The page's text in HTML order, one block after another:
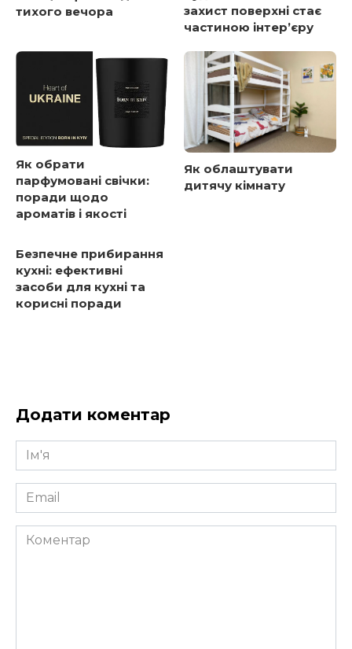
тихого вечора
захист поверхні стає
частиною інтер’єру
Як обрати
парфумовані свічки:
поради щодо
ароматів і якості
Як облаштувати
дитячу кімнату
Безпечне прибирання
кухні: ефективні
засоби для кухні та
корисні поради
Додати коментар
Ім'я
*
Email
*
Коментар